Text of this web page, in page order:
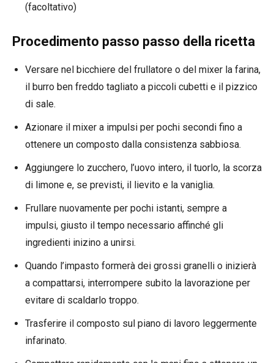
(facoltativo)
Procedimento passo passo della ricetta
Versare nel bicchiere del frullatore o del mixer la farina,
il burro ben freddo tagliato a piccoli cubetti e il pizzico
di sale.
Azionare il mixer a impulsi per pochi secondi fino a
ottenere un composto dalla consistenza sabbiosa.
Aggiungere lo zucchero, l’uovo intero, il tuorlo, la scorza
di limone e, se previsti, il lievito e la vaniglia.
Frullare nuovamente per pochi istanti, sempre a
impulsi, giusto il tempo necessario affinché gli
ingredienti inizino a unirsi.
Quando l’impasto formerà dei grossi granelli o inizierà
a compattarsi, interrompere subito la lavorazione per
evitare di scaldarlo troppo.
Trasferire il composto sul piano di lavoro leggermente
infarinato.